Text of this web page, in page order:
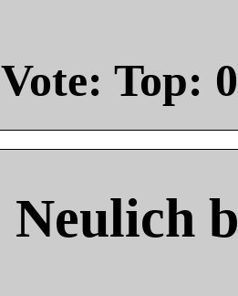
Vote: Top: 0
Neulich